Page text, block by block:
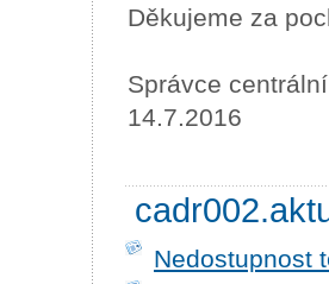
Děkujeme za
Správce
14.7.2016
Nedostupnost